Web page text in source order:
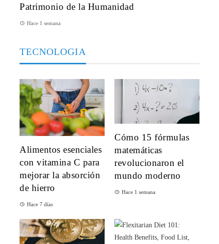
Patrimonio de la Humanidad
Hace 1 semana
TECNOLOGIA
Alimentos esenciales
con vitamina C para
mejorar la absorción
de hierro
Hace 7 días
Cómo 15 fórmulas
matemáticas
revolucionaron el
mundo moderno
Hace 1 semana